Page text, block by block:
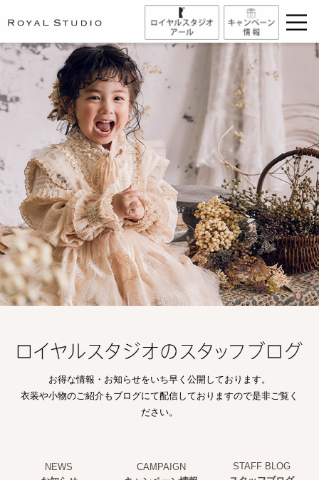
お得な情報・お知らせをいち早く公開しております。
衣装や小物のご紹介もブログにて配信しておりますので是非ご覧く
ださい。